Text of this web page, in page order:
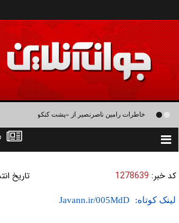
خاطرات رامین ناصرنصیر از «پشت‌ کنکوری‌ها» و رضا
Toggle
کد خبر: 1278639 تاریخ
لینک کوتاه: